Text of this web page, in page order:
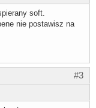
soft.
nie postawisz na
#3